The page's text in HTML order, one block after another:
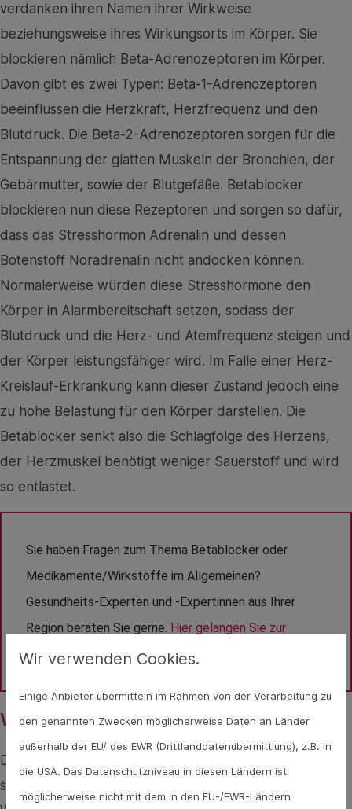
verdanken ihren Namen ihrer Wirkweise
beziehungsweise ihres Wirkungsorts im Körper. Sie
blockieren nämlich Beta-Adrenozeptoren im Körper.
Davon gibt es zwei Typen: Beta-1-Adrenozeptoren
beeinflussen die Herzkraft, Herzfrequenz und den
Blutdruck. Die Beta-2-Adrenozeptoren sorgen für die
Entspannung der glatten Muskeln der Bronchien, der
Gebärmutter, sowie der Blutgefäße. Betablocker
blockieren nun diese Rezeptoren und sorgen so dafür,
dass das Stresshormon Adrenalin und dessen
Botenstoff Noradrenalin nicht andocken können.
Normalerweise würden diese Stresshormone den
Körper in Alarmbereitschaft setzen, sodass der
Blutdruck und die Herz- und Atemfrequenz steigen und
der Körper leistungsfähiger wird. Im Falle einer Herz-
Kreislauf-Erkrankung kann dieser Zustand jedoch eine
zu hohe Belastung für den Körper darstellen. Die
Betablocker senkt also die Schlagfolge des Herzens,
der Herzmuskel benötigt weniger Sauerstoff und wird
so entlastet.
Sie haben Fragen zum Thema Betablocker oder
Medikamente/Wirkstoffe im Allgemeinen?
Gesundheits-Experten und -Expertinnen aus Ihrer
Region beraten Sie gerne. Hier gelangen Sie zur
Expertensuche.
Wirkungen von Betablockern
Durch ihre Fähigkeit, Adrenalin und Noradrenalin zu
senken, haben Betablocker eine Reihe verschiedener
Wir verwenden Cookies.
Einige Anbieter übermitteln im Rahmen von der Verarbeitung zu
den genannten Zwecken möglicherweise Daten an Länder
außerhalb der EU/ des EWR (Drittlanddatenübermittlung), z.B. in
die USA. Das Datenschutzniveau in diesen Ländern ist
möglicherweise nicht mit dem in den EU-/EWR-Ländern